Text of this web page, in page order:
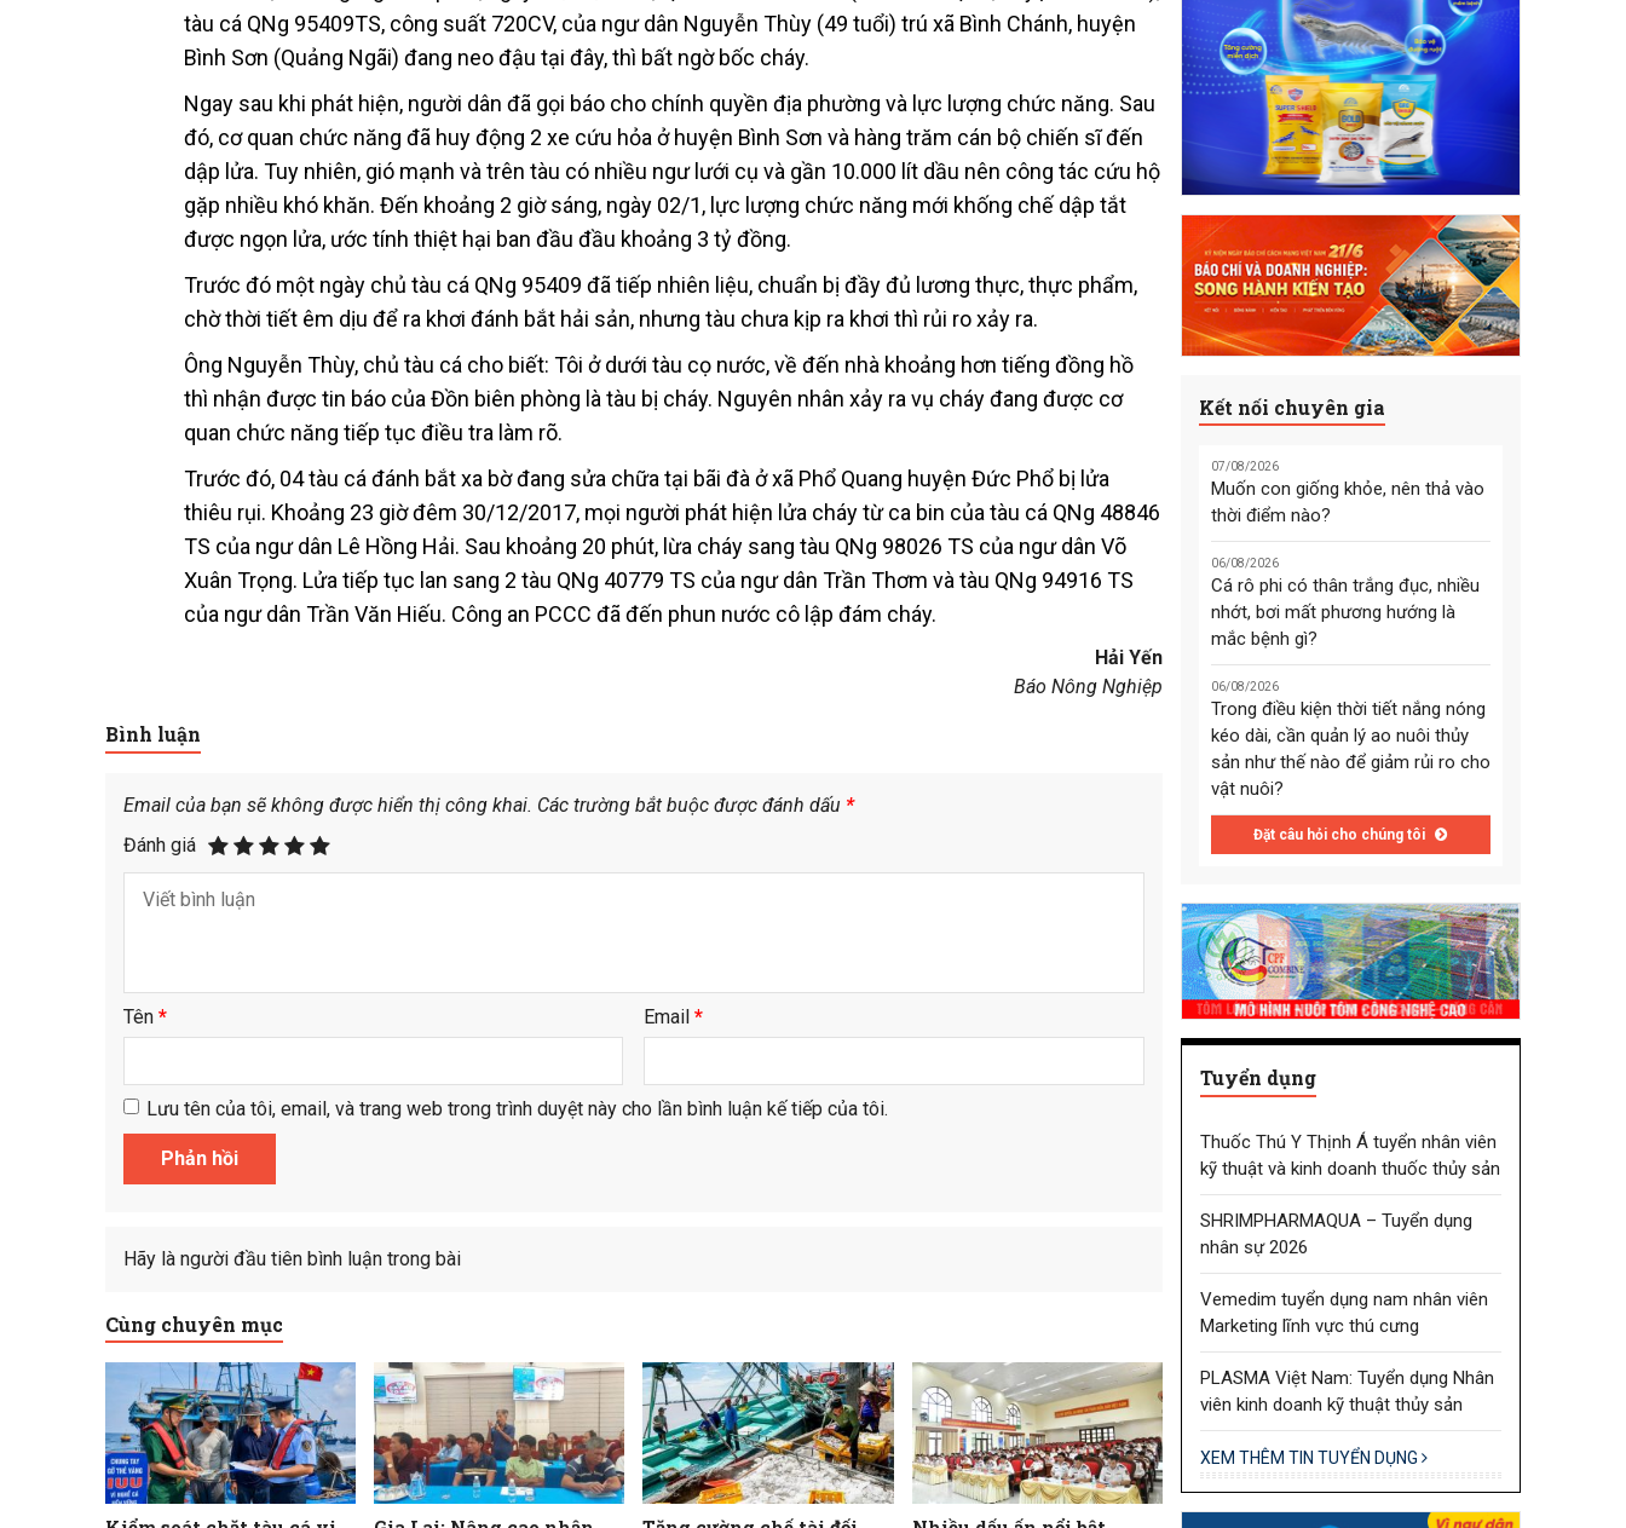
tàu cá QNg 95409TS, công suất 720CV, của ngư dân Nguyễn Thùy (49 tuổi) trú xã Bình Chánh, huyện
Bình Sơn (Quảng Ngãi) đang neo đậu tại đây, thì bất ngờ bốc cháy.
Ngay sau khi phát hiện, người dân đã gọi báo cho chính quyền địa phường và lực lượng chức năng. Sau
đó, cơ quan chức năng đã huy động 2 xe cứu hỏa ở huyện Bình Sơn và hàng trăm cán bộ chiến sĩ đến
dập lửa. Tuy nhiên, gió mạnh và trên tàu có nhiều ngư lưới cụ và gần 10.000 lít dầu nên công tác cứu hộ
gặp nhiều khó khăn. Đến khoảng 2 giờ sáng, ngày 02/1, lực lượng chức năng mới khống chế dập tắt
được ngọn lửa, ước tính thiệt hại ban đầu đầu khoảng 3 tỷ đồng.
Trước đó một ngày chủ tàu cá QNg 95409 đã tiếp nhiên liệu, chuẩn bị đầy đủ lương thực, thực phẩm,
chờ thời tiết êm dịu để ra khơi đánh bắt hải sản, nhưng tàu chưa kịp ra khơi thì rủi ro xảy ra.
Ông Nguyễn Thùy, chủ tàu cá cho biết: Tôi ở dưới tàu cọ nước, về đến nhà khoảng hơn tiếng đồng hồ
thì nhận được tin báo của Đồn biên phòng là tàu bị cháy. Nguyên nhân xảy ra vụ cháy đang được cơ
quan chức năng tiếp tục điều tra làm rõ.
Trước đó, 04 tàu cá đánh bắt xa bờ đang sửa chữa tại bãi đà ở xã Phổ Quang huyện Đức Phổ bị lửa
thiêu rụi. Khoảng 23 giờ đêm 30/12/2017, mọi người phát hiện lửa cháy từ ca bin của tàu cá QNg 48846
TS của ngư dân Lê Hồng Hải. Sau khoảng 20 phút, lừa cháy sang tàu QNg 98026 TS của ngư dân Võ
Xuân Trọng. Lửa tiếp tục lan sang 2 tàu QNg 40779 TS của ngư dân Trần Thơm và tàu QNg 94916 TS
của ngư dân Trần Văn Hiếu. Công an PCCC đã đến phun nước cô lập đám cháy.
Hải Yến
Báo Nông Nghiệp
Bình luận
Email của bạn sẽ không được hiển thị công khai. Các trường bắt buộc được đánh dấu *
Đánh giá
Tên * Email*
Lưu tên của tôi, email, và trang web trong trình duyệt này cho lần bình luận kế tiếp của tôi.
Hãy là người đầu tiên bình luận trong bài
Cùng chuyên mục
Kết nối chuyên gia
07/08/2026
Muốn con giống khỏe, nên thả vào
thời điểm nào?
06/08/2026
Cá rô phi có thân trắng đục, nhiều
nhớt, bơi mất phương hướng là
mắc bệnh gì?
06/08/2026
Trong điều kiện thời tiết nắng nóng
kéo dài, cần quản lý ao nuôi thủy
sản như thế nào để giảm rủi ro cho
vật nuôi?
Đặt câu hỏi cho chúng tôi
Tuyển dụng
Thuốc Thú Y Thịnh Á tuyển nhân viên
kỹ thuật và kinh doanh thuốc thủy sản
SHRIMPHARMAQUA – Tuyển dụng
nhân sự 2026
Vemedim tuyển dụng nam nhân viên
Marketing lĩnh vực thú cưng
PLASMA Việt Nam: Tuyển dụng Nhân
viên kinh doanh kỹ thuật thủy sản
XEM THÊM TIN TUYỂN DỤNG